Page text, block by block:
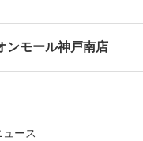
ンモール神戸南店
ース